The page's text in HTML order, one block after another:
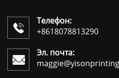

Телефон:
+8618078813290

Эл. почта: